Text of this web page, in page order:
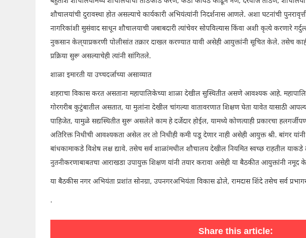
शौचालयांची दुरावस्था होत असल्याचे कार्यकारी अभियंत्यांनी निदर्शनास आणले. अशा घटनांची
नागरिकांशी सुसंवाद साधून शौचालयाची जबाबदारी त्यांचेवर सोपविल्यास किंवा अशी कृत्ये करणारे
नुकसान केल्‌याप्रकरणी पोलीसांत तक्रार दाखल करण्यात यावी असेही आयुक्तांनी सूचित केले. तसेच
प्रक्रिया सुरू असल्याचेही त्यांनी सांगितले.
शाळा इमारती या उच्चदर्जाच्या असाव्यात
शहराचा विकास करत असताना महापालिकेच्या शाळा देखील सुस्थितीत असणे आवश्यक आहे.
गोरगरीब कुटुंबातील असतात, या मुलांना देखील चांगल्या वातावरणात शिक्षण घेता यावेत यासाठी
पाहिजेत, यामुळे सद्यस्थितीत सुरू असलेले काम हे दर्जेदार होईल, यामध्ये कोणत्याही प्रकारचा
अतिरिक्त निधीची आवश्यकता असेल तर तो निधीही कमी पडू देणार नाही असेही आयुक्त श्री. बांगर
बांधकामाकडे विशेष लक्ष द्यावे. तसेच सर्व शाळांमधील शौचालय देखील नियमित स्वच्छ राहतील याकडे
नुतनीकरणाबाबतचा आराखडा उपायुक्त शिक्षण यांनी तयार करावा असेही या बैठकीत आयुक्तांनी नमूद
या बैठकीस नगर अभियंता प्रशांत सोनग्रा, उपनगरअभियंता विकास ढोले, रामदास शिंदे तसेच सर्व
.
Share this article: